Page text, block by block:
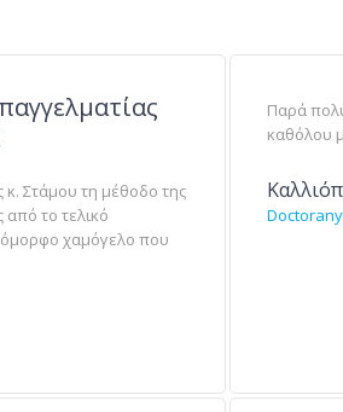
Στάμου τη μέθοδο της
το τελικό
όμορφο χαμόγελο που
Παρά
καθόλου